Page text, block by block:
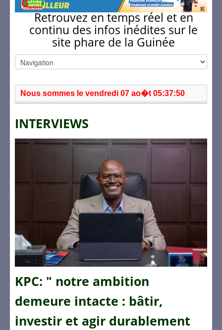
Retrouvez en temps réel et en
continu des infos inédites sur le
site phare de la Guinée
Nous sommes le vendredi 07 ao�t 05:37:50
INTERVIEWS
KPC: " notre ambition
demeure intacte : bâtir,
investir et agir durablement